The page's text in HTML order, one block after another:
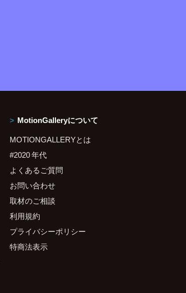
MotionGalleryについて
MOTIONGALLERYとは
#2020 年代
よくあるご質問
お問い合わせ
取材のご相談
利用規約
プライバシーポリシー
特商法表示